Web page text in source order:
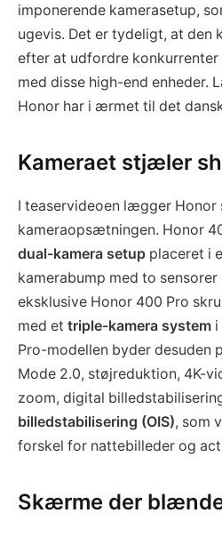
imponerende kamerasetup,
ugevis. Det er tydeligt, at den
efter at udfordre konkurrenter
med disse high-end enheder.
Honor har i ærmet til det
Kameraet stjæler
I teaservideoen lægger
kameraopsætningen. Honor
dual-kamera setup placeret i
kamerabump med to
eksklusive Honor 400 Pro
med et triple-kamera system i
Pro-modellen byder desuden
Mode 2.0, støjreduktion, 4K-
zoom, digital
billedstabilisering (OIS), som
forskel for nattebilleder og
Skærme der